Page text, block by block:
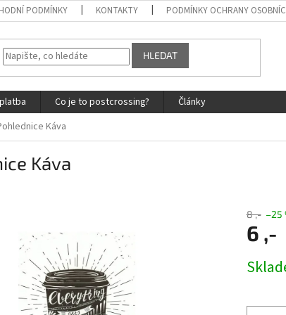
PODMÍNKY KONTAKTY PODMÍNKY OCHRANY
HLEDAT
Co je to postcrossing?
Články
Káva
Káva
8 ,- –25
6 ,-
cena: